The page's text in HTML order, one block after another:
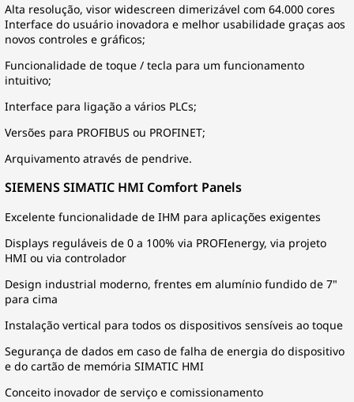
Alta resolução, visor widescreen dimerizável com 64.000 cores
Interface do usuário inovadora e melhor usabilidade graças aos
novos controles e gráficos;
Funcionalidade de toque / tecla para um funcionamento
intuitivo;
Interface para ligação a vários PLCs;
Versões para PROFIBUS ou PROFINET;
Arquivamento através de pendrive.
SIEMENS SIMATIC HMI Comfort Panels
Excelente funcionalidade de IHM para aplicações exigentes
Displays reguláveis de 0 a 100% via PROFIenergy, via projeto
HMI ou via controlador
Design industrial moderno, frentes em alumínio fundido de 7"
para cima
Instalação vertical para todos os dispositivos sensíveis ao toque
Segurança de dados em caso de falha de energia do dispositivo
e do cartão de memória SIMATIC HMI
Conceito inovador de serviço e comissionamento